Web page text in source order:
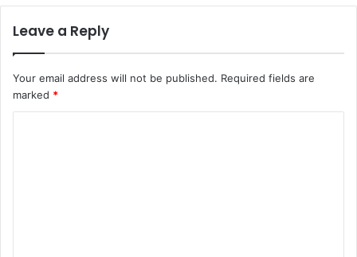
Leave a Reply
Your email address will not be published. Required fields are
marked *